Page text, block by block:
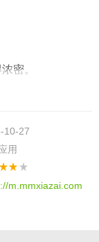
密。
饱满;
10-27
用
m.mmxiazai.com